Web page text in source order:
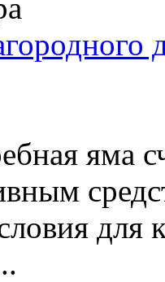
яма
для